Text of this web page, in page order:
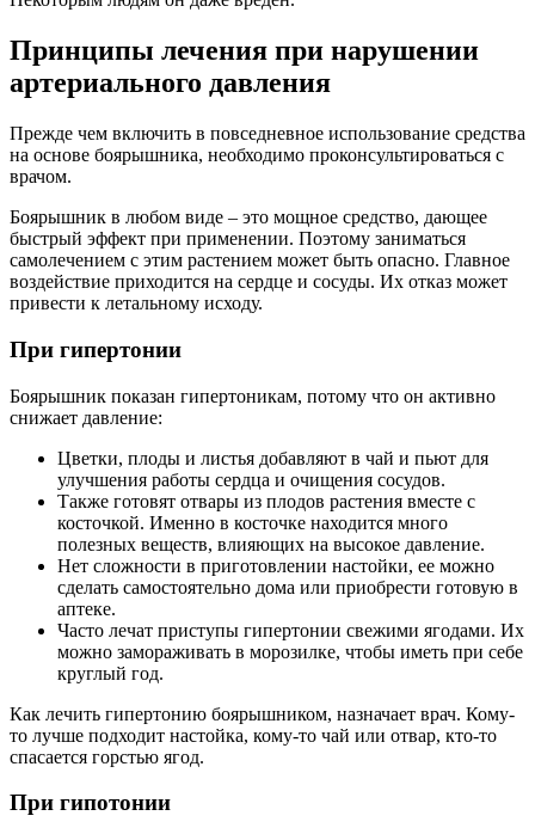
Принципы лечения при нарушении
артериального давления
Прежде чем включить в повседневное использование средства
на основе боярышника, необходимо проконсультироваться с
врачом.
Боярышник в любом виде – это мощное средство, дающее
быстрый эффект при применении. Поэтому заниматься
самолечением с этим растением может быть опасно. Главное
воздействие приходится на сердце и сосуды. Их отказ может
привести к летальному исходу.
При гипертонии
Боярышник показан гипертоникам, потому что он активно
снижает давление:
Цветки, плоды и листья добавляют в чай и пьют для
улучшения работы сердца и очищения сосудов.
Также готовят отвары из плодов растения вместе с
косточкой. Именно в косточке находится много
полезных веществ, влияющих на высокое давление.
Нет сложности в приготовлении настойки, ее можно
сделать самостоятельно дома или приобрести готовую в
аптеке.
Часто лечат приступы гипертонии свежими ягодами. Их
можно замораживать в морозилке, чтобы иметь при себе
круглый год.
Как лечить гипертонию боярышником, назначает врач. Кому-
то лучше подходит настойка, кому-то чай или отвар, кто-то
спасается горстью ягод.
При гипотонии